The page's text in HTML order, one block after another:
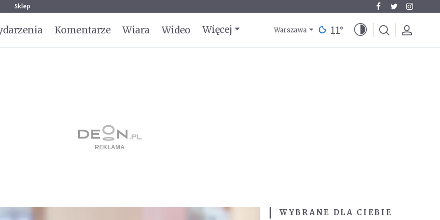
Sklep
Komentarze Wiara Wideo Więcej Warszawa 11°
WYBRANE DLA CIEBIE